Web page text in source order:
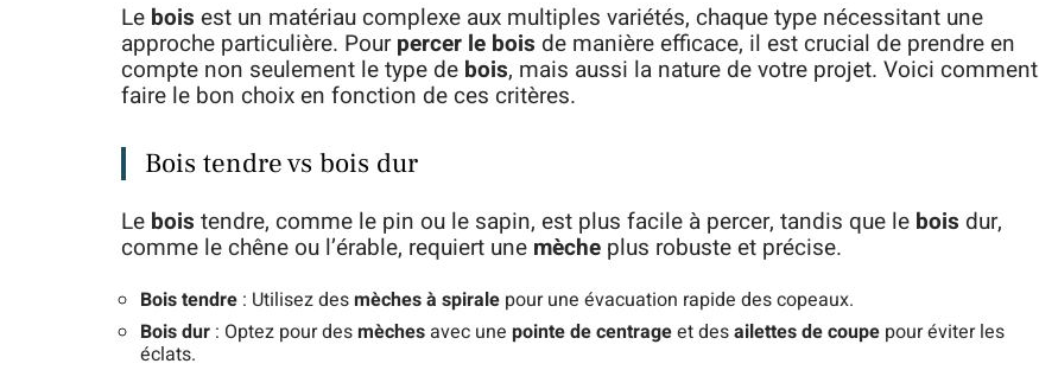
Le bois est un matériau complexe aux multiples variétés, chaque type nécessitant une
approche particulière. Pourpercer le bois de manière efficace, il est crucial de prendre en
compte non seulement le type de bois, mais aussi la nature de votre projet. Voici comment
faire le bon choix en fonction de ces critères.
Bois tendre vs bois dur
Le bois tendre, comme le pin ou le sapin, est plus facile à percer, tandis que le bois dur,
comme le chêne ou l’érable, requiert une mèche plus robuste et précise.
Bois tendre : Utilisez desmèches à spirale pour une évacuation rapide des copeaux.
Bois dur : Optez pour desmèchesavec une pointe de centrageet desailettes de coupe pour éviter les
éclats.